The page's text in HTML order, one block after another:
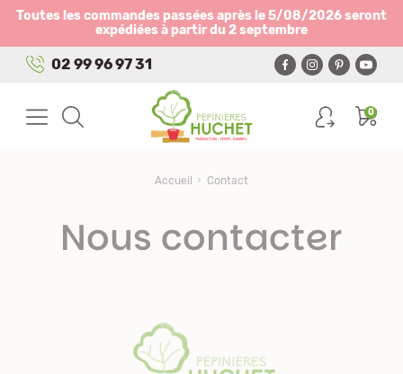
Toutes les commandes passées après le 5/08/2026 seront
expédiées à partir du 2 septembre
02 99 96 97 31
0
Accueil Contact
Nous contacter
Panneau de gestion des cookies